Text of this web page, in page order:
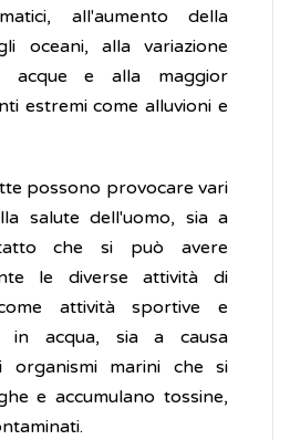
all'aumento della
oceani, alla variazione
acque e alla maggior
estremi come alluvioni e
possono provocare vari
salute dell'uomo, sia a
che si può avere
le diverse attività di
attività sportive e
in acqua, sia a causa
organismi marini che si
e accumulano tossine,